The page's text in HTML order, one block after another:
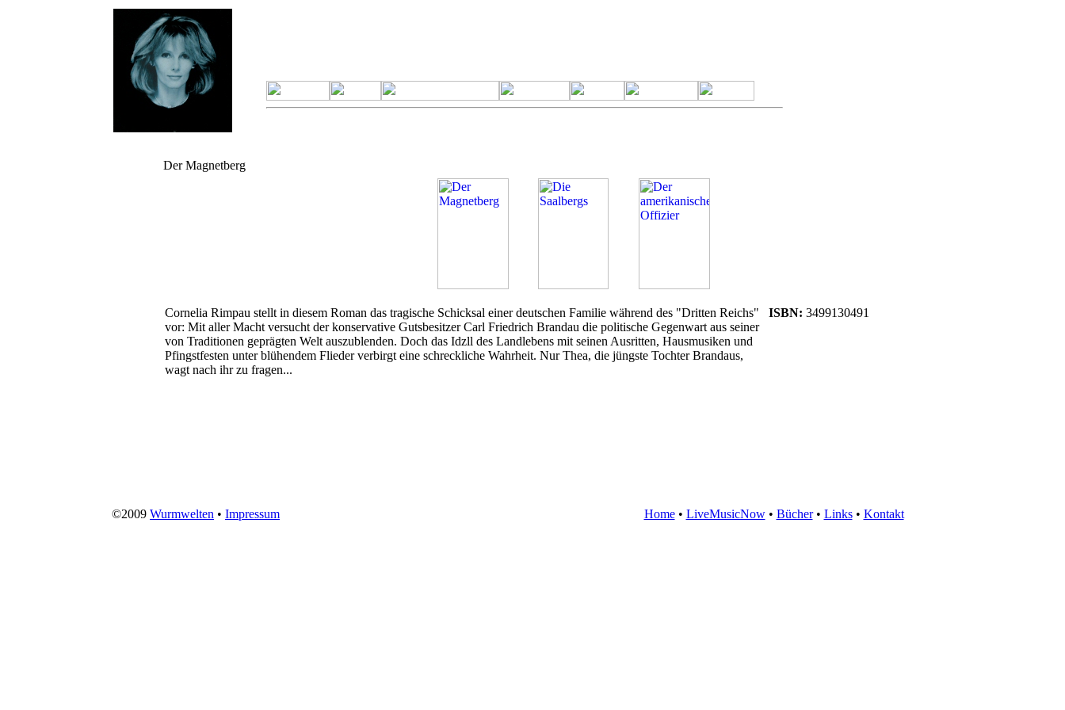
Der Magnetberg
Cornelia Rimpau stellt in diesem Roman das tragische Schicksal einer deutschen Familie während des "Dritten Reichs"
vor: Mit aller Macht versucht der konservative Gutsbesitzer Carl Friedrich Brandau die politische Gegenwart aus seiner
von Traditionen geprägten Welt auszublenden. Doch das Idzll des Landlebens mit seinen Ausritten, Hausmusiken und
Pfingstfesten unter blühendem Flieder verbirgt eine schreckliche Wahrheit. Nur Thea, die jüngste Tochter Brandaus,
wagt nach ihr zu fragen...
ISBN: 3499130491
©2009 Wurmwelten • Impressum Home• LiveMusicNow• Bücher• Links• Kontakt